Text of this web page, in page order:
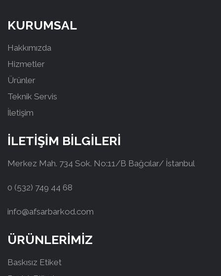
KURUMSAL
Hakkımızda
Hizmetler
Ürünler
Teknik Servis
İletişim
İLETİŞİM BİLGİLERİ
Merkez Mah. 734 Sok. No:11/B Bağcılar/ İstanbul
0 (532) 749 44 68
info@afsarbarkod.com
ÜRÜNLERİMİZ
Baskısız Etiket